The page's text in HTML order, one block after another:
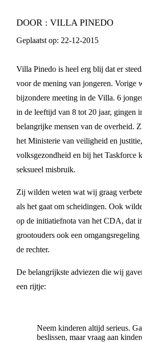
DOOR : VILLA PINEDO
Geplaatst op: 22-12-2015
Villa Pinedo is heel erg blij dat er
voor de mening van jongeren. Vorige
bijzondere meeting in de Villa. 6
in de leeftijd van 8 tot 20 jaar, gingen
belangrijke mensen van de overheid.
het Ministerie van veiligheid en
volksgezondheid en bij het Taskforce
seksueel misbruik.
Zij wilden weten wat wij graag
als het gaat om scheidingen. Ook
op de initiatiefnota van het CDA, dat
grootouders ook een
de rechter.
De belangrijkste adviezen die wij
een rijtje:
Neem kinderen altijd serieus.
beslissen, maar vraag aan